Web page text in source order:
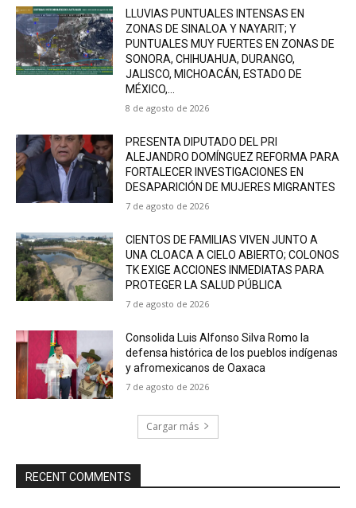
LLUVIAS PUNTUALES INTENSAS EN
ZONAS DE SINALOA Y NAYARIT; Y
PUNTUALES MUY FUERTES EN ZONAS DE
SONORA, CHIHUAHUA, DURANGO,
JALISCO, MICHOACÁN, ESTADO DE
MÉXICO,...
8 de agosto de 2026
PRESENTA DIPUTADO DEL PRI
ALEJANDRO DOMÍNGUEZ REFORMA PARA
FORTALECER INVESTIGACIONES EN
DESAPARICIÓN DE MUJERES MIGRANTES
7 de agosto de 2026
CIENTOS DE FAMILIAS VIVEN JUNTO A
UNA CLOACA A CIELO ABIERTO; COLONOS
TK EXIGE ACCIONES INMEDIATAS PARA
PROTEGER LA SALUD PÚBLICA
7 de agosto de 2026
Consolida Luis Alfonso Silva Romo la
defensa histórica de los pueblos indígenas
y afromexicanos de Oaxaca
7 de agosto de 2026
Cargar más
RECENT COMMENTS